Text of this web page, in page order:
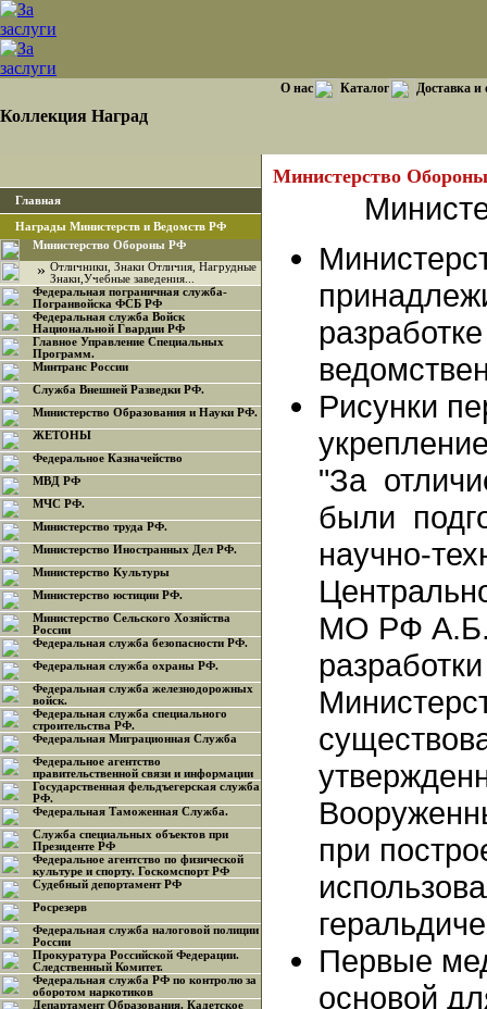
Коллекция Наград
О нас Каталог Доставка и
Главная
Награды Министерств и Ведомств РФ
Министерство Обороны РФ
» Отличники, Знаки Отличия, Нагрудные
Знаки,Учебные заведения...
Федеральная пограничная служба-
Погранвойска ФСБ РФ
Федеральная служба Войск
Национальной Гвардии РФ
Главное Управление Специальных
Программ.
Минтранс России
Служба Внешней Разведки РФ.
Министерство Образования и Науки РФ.
ЖЕТОНЫ
Федеральное Казначейство
МВД РФ
МЧС РФ.
Министерство труда РФ.
Министерство Иностранных Дел РФ.
Министерство Культуры
Министерство юстиции РФ.
Министерство Сельского Хозяйства
России
Федеральная служба безопасности РФ.
Федеральная служба охраны РФ.
Федеральная служба железнодорожных
войск.
Федеральная служба специального
строительства РФ.
Федеральная Миграционная Служба
Федеральное агентство
правительственной связи и информации
Государственная фельдъегерская служба
РФ.
Федеральная Таможенная Служба.
Служба специальных объектов при
Президенте РФ
Федеральное агентство по физической
культуре и спорту. Госкомспорт РФ
Судебный депортамент РФ
Росрезерв
Федеральная служба налоговой полиции
России
Прокуратура Российской Федерации.
Следственный Комитет.
Федеральная служба РФ по контролю за
оборотом наркотиков
Департамент Образования. Кадетское
Министерство
Рисунки
"За
были
научно-
МО РФ
при
Первые
основой